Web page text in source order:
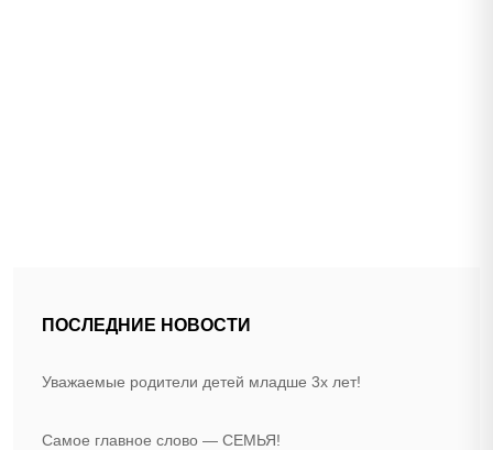
ПОСЛЕДНИЕ НОВОСТИ
Уважаемые родители детей младше 3х лет!
Самое главное слово — СЕМЬЯ!